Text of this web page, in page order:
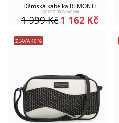
Dámská kabelka REMONTE
Q0637-00 černá W4
1 162 Kč
1 999Kč
ZĽAVA 40%